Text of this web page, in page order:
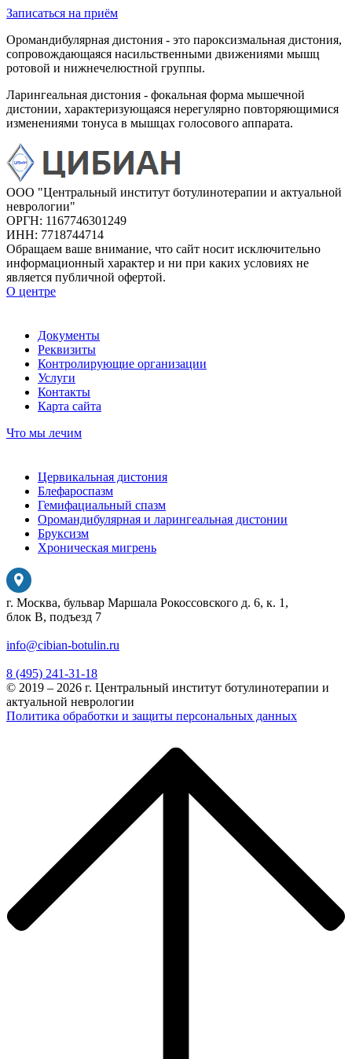
Записаться на приём
Оромандибулярная дистония - это пароксизмальная дистония,
сопровождающаяся насильственными движениями мышц
ротовой и нижнечелюстной группы.
Ларингеальная дистония - фокальная форма мышечной
дистонии, характеризующаяся нерегулярно повторяющимися
изменениями тонуса в мышцах голосового аппарата.
ООО "Центральный институт ботулинотерапии и актуальной
неврологии"
ОРГН: 1167746301249
ИНН: 7718744714
Обращаем ваше внимание, что сайт носит исключительно
информационный характер и ни при каких условиях не
является публичной офертой.
О центре
Документы
Реквизиты
Контролирующие организации
Услуги
Контакты
Карта сайта
Что мы лечим
Цервикальная дистония
Блефароспазм
Гемифациальный спазм
Оромандибулярная и ларингеальная дистонии
Бруксизм
Хроническая мигрень
г. Москва, бульвар Маршала Рокоссовского д. 6, к. 1,
блок В, подъезд 7
info@cibian-botulin.ru
8 (495) 241-31-18
© 2019 – 2026 г. Центральный институт ботулинотерапии и
актуальной неврологии
Политика обработки и защиты персональных данных